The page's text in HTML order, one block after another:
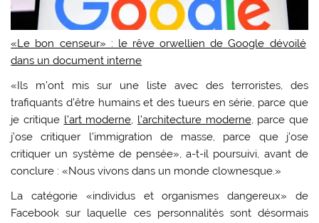
«Le bon censeur» : le rêve orwellien de Google dévoilé
dans un document interne
«Ils m’ont mis sur une liste avec des terroristes, des
trafiquants d’être humains et des tueurs en série, parce que
je critique l’art moderne, l’architecture moderne, parce que
j’ose critiquer l’immigration de masse, parce que j’ose
critiquer un système de pensée», a-t-il poursuivi, avant de
conclure : «Nous vivons dans un monde clownesque.»
La catégorie «individus et organismes dangereux» de
Facebook sur laquelle ces personnalités sont désormais